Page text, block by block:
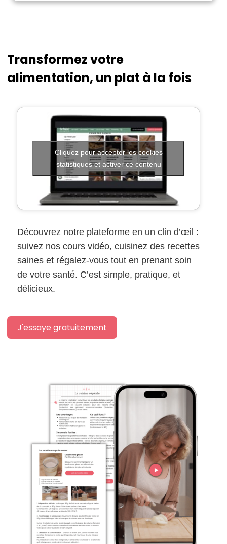
Transformez votre
alimentation, un plat à la fois
Cliquez pour accepter les cookies
statistiques et activer ce contenu
Découvrez notre plateforme en un clin d’œil :
suivez nos cours vidéo, cuisinez des recettes
saines et régalez-vous tout en prenant soin
de votre santé. C’est simple, pratique, et
délicieux.
J'essaye gratuitement